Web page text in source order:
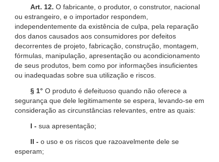
Art. 12. O fabricante, o produtor, o construtor, nacional
ou estrangeiro, e o importador respondem,
independentemente da existência de culpa, pela reparação
dos danos causados aos consumidores por defeitos
decorrentes de projeto, fabricação, construção, montagem,
fórmulas, manipulação, apresentação ou acondicionamento
de seus produtos, bem como por informações insuficientes
ou inadequadas sobre sua utilização e riscos.
§ 1° O produto é defeituoso quando não oferece a
segurança que dele legitimamente se espera, levando-se em
consideração as circunstâncias relevantes, entre as quais:
I - sua apresentação;
II - o uso e os riscos que razoavelmente dele se
esperam;